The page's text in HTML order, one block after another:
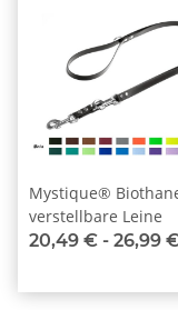
Mystique®
verstellbare Leine
20,49 € - 26,99